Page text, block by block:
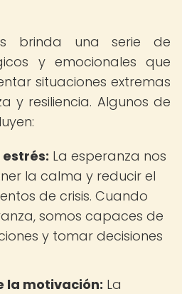
brinda una serie de
y emocionales que
situaciones extremas
y resiliencia. Algunos de
La esperanza nos
la calma y reducir el
de crisis. Cuando
somos capaces de
y tomar decisiones
la motivación: La